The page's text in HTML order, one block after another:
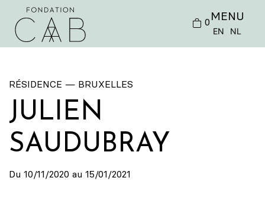
0 MENU
EN NL
RÉSIDENCE — BRUXELLES
JULIEN
SAUDUBRAY
Du 10/11/2020 au 15/01/2021